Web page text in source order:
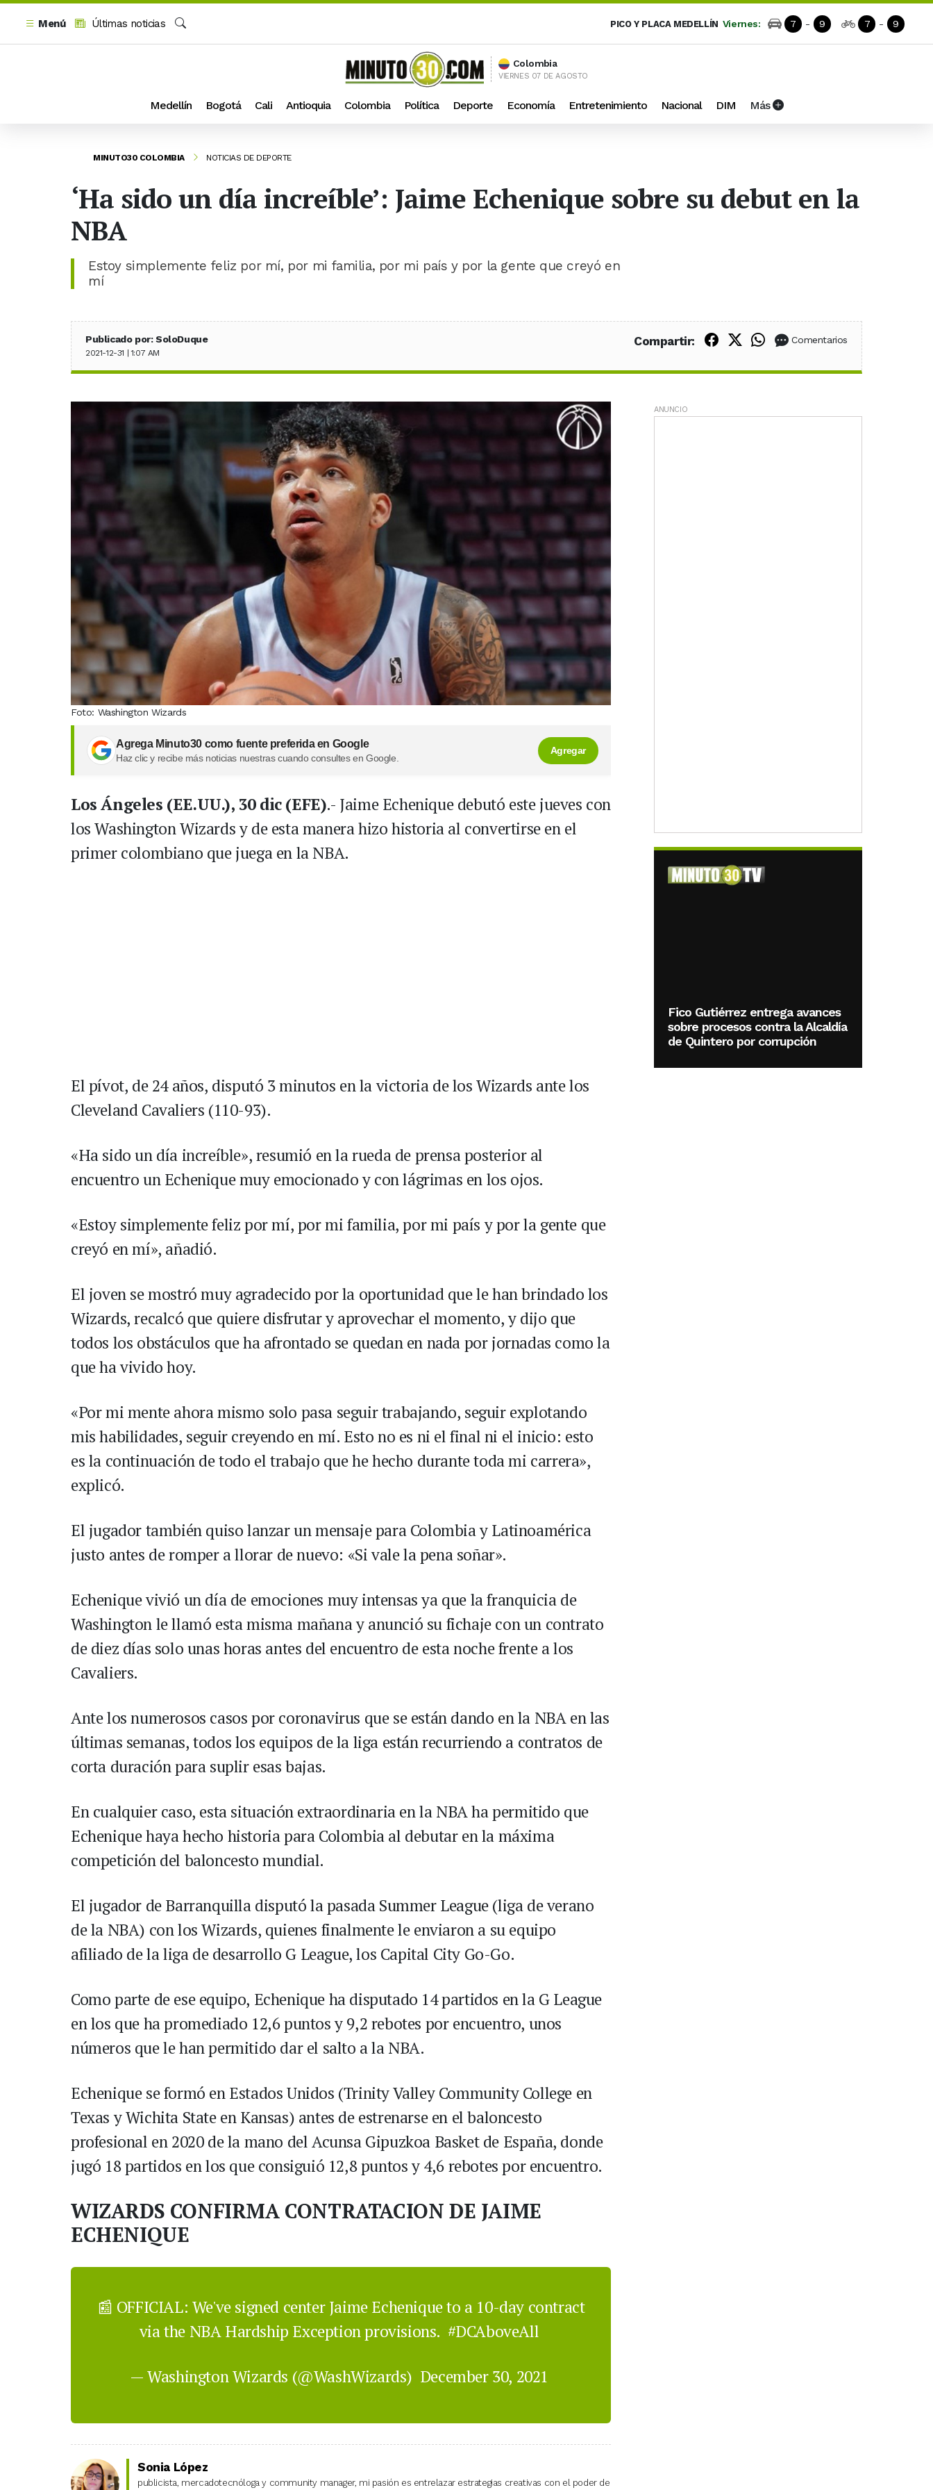
Menú
Últimas noticias
PICO Y PLACA MEDELLÍN Viernes: 7 - 9 7 - 9
Colombia
VIERNES 07 DE AGOSTO
Medellín Bogotá Cali Antioquia Colombia Política Deporte Economía Entretenimiento Nacional DIM Más
MINUTO30 COLOMBIA NOTICIAS DE DEPORTE
‘Ha sido un día increíble’: Jaime Echenique sobre su debut en la
NBA
Estoy simplemente feliz por mí, por mi familia, por mi país y por la gente que creyó en
mí
Publicado por: SoloDuque
2021-12-31 | 1:07 AM
Compartir: Compartir en Facebook
Compartir en X (Twitter)
Compartir en WhatsApp
Comentarios
Foto: Washington Wizards
Agrega Minuto30 como fuente preferida en Google
Haz clic y recibe más noticias nuestras cuando consultes en Google.
Agregar
Los Ángeles (EE.UU.), 30 dic (EFE).- Jaime Echenique debutó este jueves con
los Washington Wizards y de esta manera hizo historia al convertirse en el
primer colombiano que juega en la NBA.
El pívot, de 24 años, disputó 3 minutos en la victoria de los Wizards ante los
Cleveland Cavaliers (110-93).
«Ha sido un día increíble», resumió en la rueda de prensa posterior al
encuentro un Echenique muy emocionado y con lágrimas en los ojos.
«Estoy simplemente feliz por mí, por mi familia, por mi país y por la gente que
creyó en mí», añadió.
El joven se mostró muy agradecido por la oportunidad que le han brindado los
Wizards, recalcó que quiere disfrutar y aprovechar el momento, y dijo que
todos los obstáculos que ha afrontado se quedan en nada por jornadas como la
que ha vivido hoy.
«Por mi mente ahora mismo solo pasa seguir trabajando, seguir explotando
mis habilidades, seguir creyendo en mí. Esto no es ni el final ni el inicio: esto
es la continuación de todo el trabajo que he hecho durante toda mi carrera»,
explicó.
El jugador también quiso lanzar un mensaje para Colombia y Latinoamérica
justo antes de romper a llorar de nuevo: «Si vale la pena soñar».
Echenique vivió un día de emociones muy intensas ya que la franquicia de
Washington le llamó esta misma mañana y anunció su fichaje con un contrato
de diez días solo unas horas antes del encuentro de esta noche frente a los
Cavaliers.
Ante los numerosos casos por coronavirus que se están dando en la NBA en las
últimas semanas, todos los equipos de la liga están recurriendo a contratos de
corta duración para suplir esas bajas.
En cualquier caso, esta situación extraordinaria en la NBA ha permitido que
Echenique haya hecho historia para Colombia al debutar en la máxima
competición del baloncesto mundial.
El jugador de Barranquilla disputó la pasada Summer League (liga de verano
de la NBA) con los Wizards, quienes finalmente le enviaron a su equipo
afiliado de la liga de desarrollo G League, los Capital City Go-Go.
Como parte de ese equipo, Echenique ha disputado 14 partidos en la G League
en los que ha promediado 12,6 puntos y 9,2 rebotes por encuentro, unos
números que le han permitido dar el salto a la NBA.
Echenique se formó en Estados Unidos (Trinity Valley Community College en
Texas y Wichita State en Kansas) antes de estrenarse en el baloncesto
profesional en 2020 de la mano del Acunsa Gipuzkoa Basket de España, donde
jugó 18 partidos en los que consiguió 12,8 puntos y 4,6 rebotes por encuentro.
WIZARDS CONFIRMA CONTRATACION DE JAIME
ECHENIQUE
📰 OFFICIAL: We've signed center Jaime Echenique to a 10-day contract
via the NBA Hardship Exception provisions. #DCAboveAll
— Washington Wizards (@WashWizards) December 30, 2021
Sonia López
publicista, mercadotecnóloga y community manager, mi pasión es entrelazar estrategias creativas con el poder de
ANUNCIO
Fico Gutiérrez entrega avances
sobre procesos contra la Alcaldía
de Quintero por corrupción